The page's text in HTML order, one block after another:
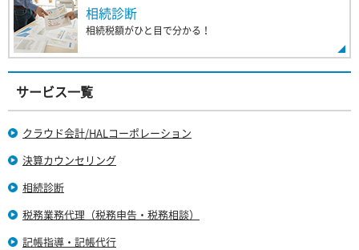
相続診断
相続税額がひと目で分かる！
サービス一覧
クラウド会計/HALコーポレーション
決算カウンセリング
相続診断
税務業務代理（税務申告・税務相談）
記帳指導・記帳代行